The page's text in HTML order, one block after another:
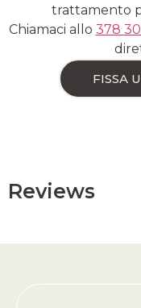
trattamento
Chiamaci allo 378
FISSA
Reviews